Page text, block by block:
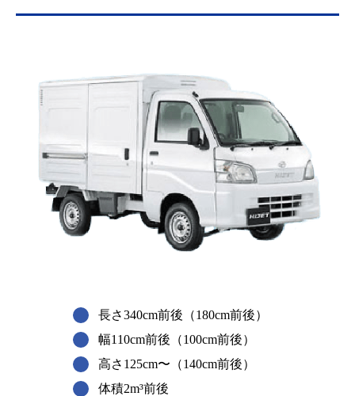
長さ340cm前後（180cm前後）
幅110cm前後（100cm前後）
高さ125cm〜（140cm前後）
体積2m³前後